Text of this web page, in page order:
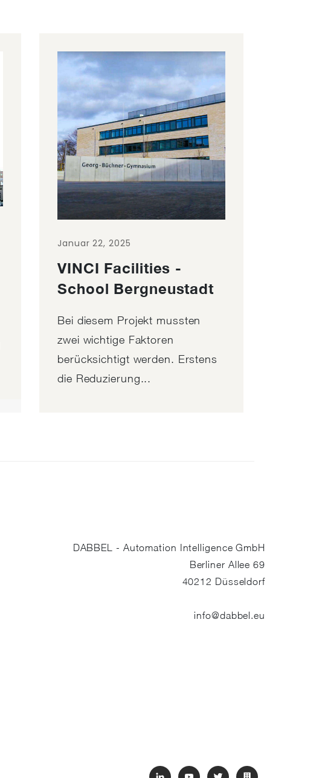
Januar 22, 2025
VINCI Facilities -
School Bergneustadt
Bei diesem Projekt mussten
zwei wichtige Faktoren
berücksichtigt werden. Erstens
die Reduzierung...
DABBEL - Automation Intelligence GmbH
Berliner Allee 69
40212 Düsseldorf
info@dabbel.eu